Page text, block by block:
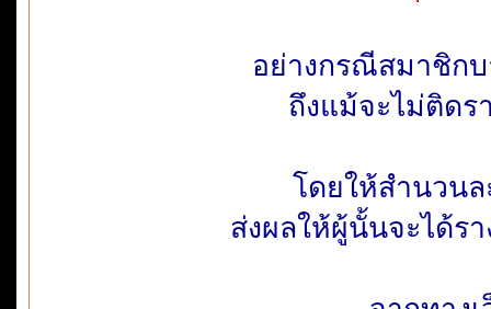
อย่างกรณีสมาชิกบ
ถึงแม้จะไม่ติดร
โดยให้สำนวน
ส่งผลให้ผู้นั้นจะได้ร